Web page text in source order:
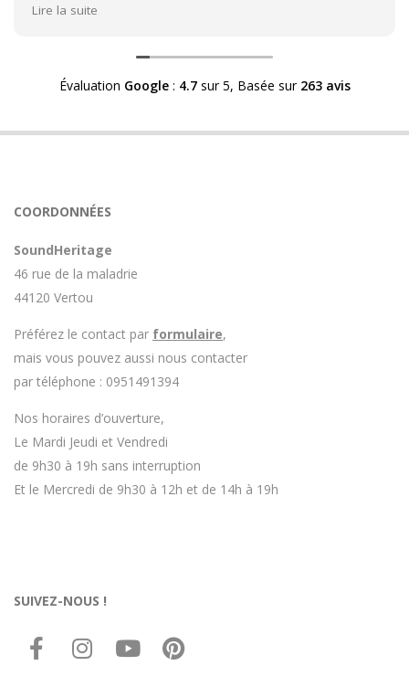
Héritage afin d'échanger sur mon expérience et on
m'a fourni des explications sur le pourquoi cet aspect
visuel.
enceinte n'est plus fabriqué (et donc vendu) et que
Avoir ce genre d'explication est utile et valorisant pour
rendez le matériel.
Lire la suite
Évaluation Google: 4.7sur 5, Basée sur 263 avis
COORDONNÉES
SoundHeritage
46 rue de la maladrie
44120 Vertou
Préférez le contact par formulaire,
mais vous pouvez aussi nous contacter
par téléphone : 0951491394
Nos horaires d’ouverture,
Le Mardi Jeudi et Vendredi
de 9h30 à 19h sans interruption
Et le Mercredi de 9h30 à 12h et de 14h à 19h
SUIVEZ-NOUS !